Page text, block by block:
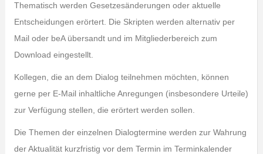
Thematisch werden Gesetzesänderungen oder aktuelle
Entscheidungen erörtert. Die Skripten werden alternativ per
Mail oder beA übersandt und im Mitgliederbereich zum
Download eingestellt.
Kollegen, die an dem Dialog teilnehmen möchten, können
gerne per E-Mail inhaltliche Anregungen (insbesondere Urteile)
zur Verfügung stellen, die erörtert werden sollen.
Die Themen der einzelnen Dialogtermine werden zur Wahrung
der Aktualität kurzfristig vor dem Termin im Terminkalender